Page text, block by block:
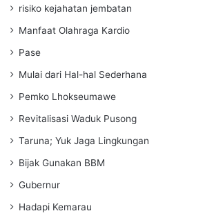
risiko kejahatan jembatan
Manfaat Olahraga Kardio
Pase
Mulai dari Hal-hal Sederhana
Pemko Lhokseumawe
Revitalisasi Waduk Pusong
Taruna; Yuk Jaga Lingkungan
Bijak Gunakan BBM
Gubernur
Hadapi Kemarau